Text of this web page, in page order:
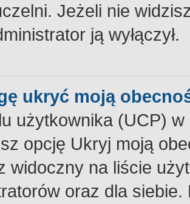
Jeżeli nie
ją wyłączył.
ukryć moją
użytkownika (UCP) w
opcję Ukryj moją
widoczny na liście
oraz dla